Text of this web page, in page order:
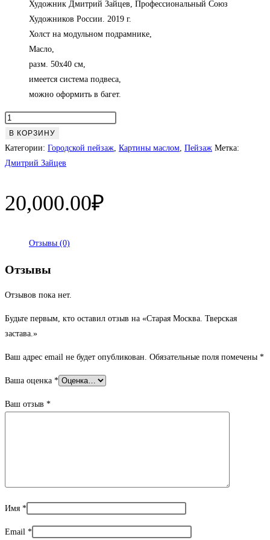
Художник Дмитрий Зайцев, Профессиональный Союз
Художников России. 2019 г.
Холст на модульном подрамнике,
Масло,
разм. 50х40 см,
имеется система подвеса,
можно оформить в багет.
Количество
товара
Старая
Москва.
В КОРЗИНУ
Категории: Городской пейзаж Картины маслом Пейзаж Метка:
Дмитрий Зайцев
20,000.00₽
Отзывы (0)
Отзывы
Отзывов пока нет.
Будьте первым, кто оставил отзыв на «Старая Москва. Тверская
застава.»
Ваш адрес email не будет опубликован. Обязательные поля помечены *
Ваша оценка *
Ваш отзыв *
Имя *
Email *